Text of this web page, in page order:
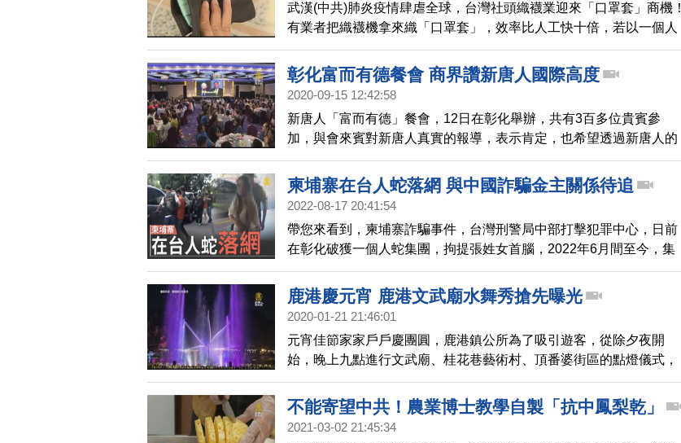
武漢(中共)肺炎疫情肆虐全球，台灣社頭織襪業迎來「口罩套」商機！
有業者把織襪機拿來織「口罩套」，效率比人工快十倍，若以一個人
一天使用3個口罩為例，工廠一天可做約2萬多個「布口罩」，可以抵
用6萬個拋棄式口罩，降低醫用口罩需求。
彰化富而有德餐會 商界讚新唐人國際高度
2020-09-15 12:42:58
新唐人「富而有德」餐會，12日在彰化舉辦，共有3百多位貴賓參
加，與會來賓對新唐人真實的報導，表示肯定，也希望透過新唐人的
國際平台，協助台灣的企業走向世界。
柬埔寨在台人蛇落網 與中國詐騙金主關係待追
2022-08-17 20:41:54
帶您來看到，柬埔寨詐騙事件，台灣刑警局中部打擊犯罪中心，日前
在彰化破獲一個人蛇集團，拘提張姓女首腦，2022年6月間至今，集
團已誘騙2名被害人出國，另5名被害人則因檢警即時查獲，而尚未出
境。警界人士表示，柬埔寨西港的詐騙集團，背後都有中國金主，而
台灣幫派與人蛇集團在這起龐大詐騙網路中的角色，也受到關注。
鹿港慶元宵 鹿港文武廟水舞秀搶先曝光
2020-01-21 21:46:01
元宵佳節家家戶戶慶團圓，鹿港鎮公所為了吸引遊客，從除夕夜開
始，晚上九點進行文武廟、桂花巷藝術村、頂番婆街區的點燈儀式，
同時也開啟文武廟內池畔的水舞燈光秀，帶您搶先看 。
不能寄望中共！農業博士教學自製「抗中鳳梨乾」
2021-03-02 21:45:34